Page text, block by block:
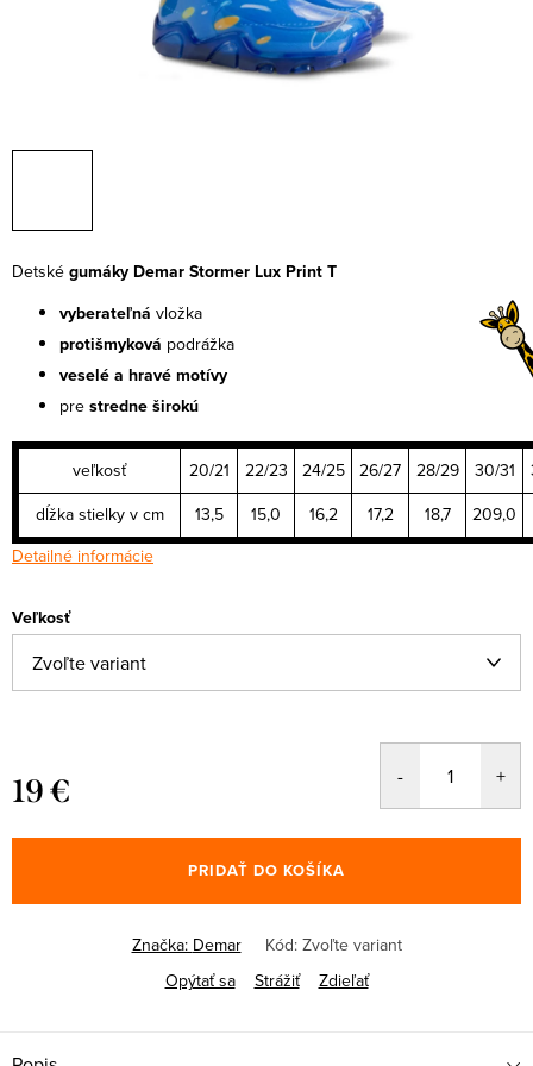
Detské gumáky Demar Stormer Lux Print T
vyberateľná vložka
protišmyková podrážka
veselé a hravé motívy
pre stredne širokú
veľkosť 20/21 22/23 24/25 26/27 28/29 30/31
dĺžka stielky v cm
13,5 15,0 16,2 17,2 18,7
209,0
Detailné informácie
Veľkosť
19 €
cena:
PRIDAŤ DO KOŠÍKA
Značka: Demar Kód: Zvoľte variant
Opýtať sa
Strážiť Zdieľať